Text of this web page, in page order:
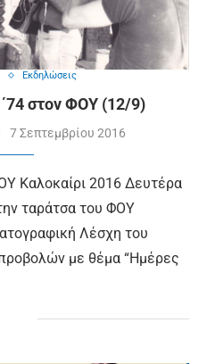
Εκδηλώσεις
στον ΦΟΥ (12/9)
7 Σεπτεμβρίου 2016
Καλοκαίρι 2016 Δευτέρα
ταράτσα του ΦΟΥ
Λέσχη του
με θέμα “Ημέρες